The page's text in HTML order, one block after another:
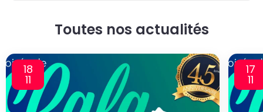
Toutes nos actualités
18
11
17
11